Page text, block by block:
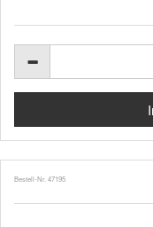
Bestell-Nr. 47195